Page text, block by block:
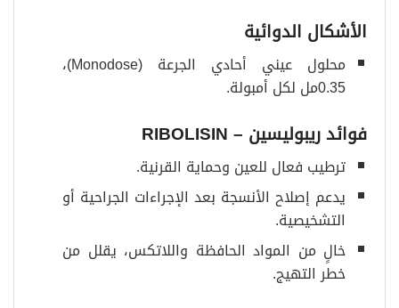
الأشكال الدوائية
محلول عيني أحادي الجرعة (Monodose)،
0.35مل لكل أمبولة.
فوائد ريبوليسين – RIBOLISIN
ترطيب فعال للعين وحماية القرنية.
يدعم إصلاح الأنسجة بعد الإجراءات الجراحية أو
التشخيصية.
خالٍ من المواد الحافظة واللاتكس، يقلل من
خطر التهيج.